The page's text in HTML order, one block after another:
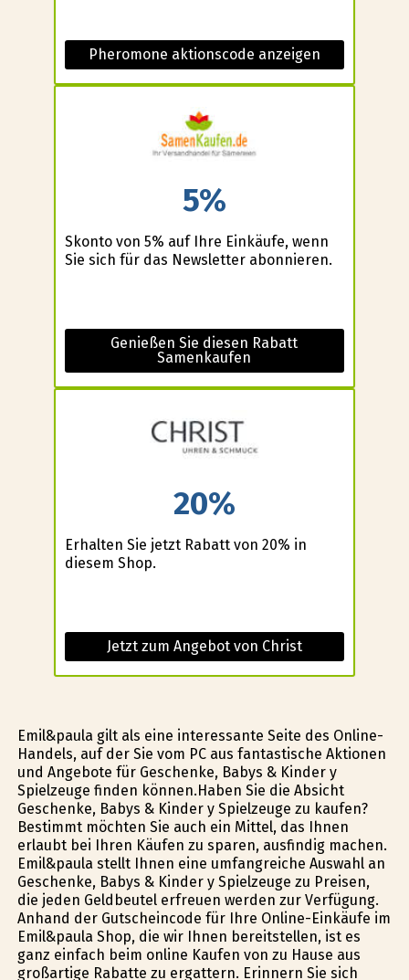
Pheromone aktionscode anzeigen
5%
Skonto von 5% auf Ihre Einkäufe, wenn
Sie sich für das Newsletter abonnieren.
Genießen Sie diesen Rabatt
Samenkaufen
20%
Erhalten Sie jetzt Rabatt von 20% in
diesem Shop.
Jetzt zum Angebot von Christ
Emil&paula gilt als eine interessante Seite des Online-
Handels, auf der Sie vom PC aus fantastische Aktionen
und Angebote für Geschenke, Babys & Kinder y
Spielzeuge finden können.Haben Sie die Absicht
Geschenke, Babys & Kinder y Spielzeuge zu kaufen?
Bestimmt möchten Sie auch ein Mittel, das Ihnen
erlaubt bei Ihren Käufen zu sparen, ausfindig machen.
Emil&paula stellt Ihnen eine umfangreiche Auswahl an
Geschenke, Babys & Kinder y Spielzeuge zu Preisen,
die jeden Geldbeutel erfreuen werden zur Verfügung.
Anhand der Gutscheincode für Ihre Online-Einkäufe im
Emil&paula Shop, die wir Ihnen bereitstellen, ist es
ganz einfach beim online Kaufen von zu Hause aus
großartige Rabatte zu ergattern. Erinnern Sie sich